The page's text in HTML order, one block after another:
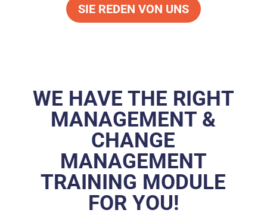
SIE REDEN VON UNS
WE HAVE THE RIGHT
MANAGEMENT &
CHANGE
MANAGEMENT
TRAINING MODULE
FOR YOU!